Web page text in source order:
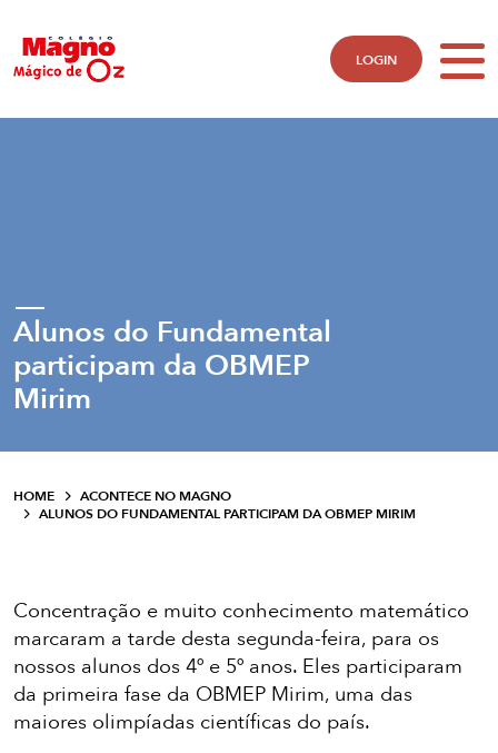
LOGIN
Alunos do Fundamental
participam da OBMEP
Mirim
HOME
ACONTECE NO MAGNO
ALUNOS DO FUNDAMENTAL PARTICIPAM DA OBMEP MIRIM
Concentração e muito conhecimento matemático
marcaram a tarde desta segunda-feira, para os
nossos alunos dos 4º e 5º anos. Eles participaram
da primeira fase da OBMEP Mirim, uma das
maiores olimpíadas científicas do país.